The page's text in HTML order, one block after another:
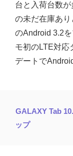
台と入荷台数
の未だ在庫あ
のAndroid 3.2
モ初のLTE対応
デートで
GALAXY Tab
ップ